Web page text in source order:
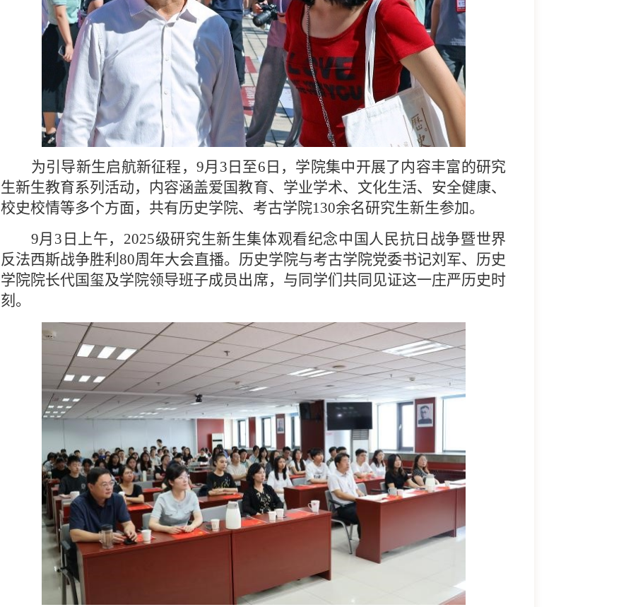
为引导新生启航新征程，9月3日至6日，学院集中开展了内容丰富的研究
生新生教育系列活动，内容涵盖爱国教育、学业学术、文化生活、安全健康、
校史校情等多个方面，共有历史学院、考古学院130余名研究生新生参加。
9月3日上午，2025级研究生新生集体观看纪念中国人民抗日战争暨世界
反法西斯战争胜利80周年大会直播。历史学院与考古学院党委书记刘军、历史
学院院长代国玺及学院领导班子成员出席，与同学们共同见证这一庄严历史时
刻。